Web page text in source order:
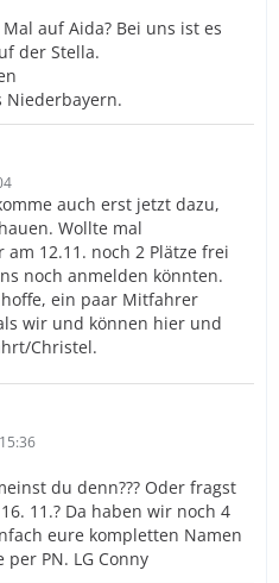
auf Aida? Bei uns ist es
der Stella.
Niederbayern.
auch erst jetzt dazu,
Wollte mal
12.11. noch 2 Plätze frei
noch anmelden könnten.
ein paar Mitfahrer
wir und können hier und
Christel.
du denn??? Oder fragst
11.? Da haben wir noch 4
eure kompletten Namen
PN. LG Conny